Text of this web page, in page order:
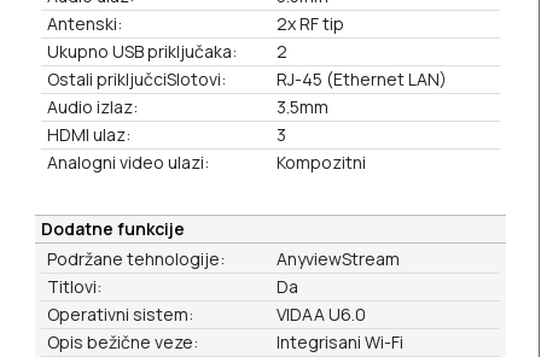
Antenski:
2x RF tip
Ukupno USB priključaka:
2
Ostali priključciSlotovi:
RJ-45 (Ethernet LAN)
Audio izlaz:
3.5mm
HDMI ulaz:
3
Analogni video ulazi:
Kompozitni
Dodatne funkcije
Podržane tehnologije:
AnyviewStream
Titlovi:
Da
Operativni sistem:
VIDAA U6.0
Opis bežične veze:
Integrisani Wi-Fi